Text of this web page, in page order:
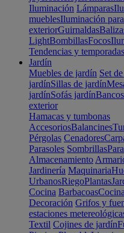
Iluminación Lámparas
mueblesIluminación
exteriorGuirnaldas
LightBombillasFocos
Tendencias y temporadas
Jardín
Muebles de jardín Set
jardínSillas de jardín
jardínSofás jardín
exterior
Hamacas y tumbonas
AccesoriosBalancines
Pérgolas Cenadores
Parasoles Sombrillas
Almacenamiento
Jardinería Maquinaria
UrbanosRiegoPlantas
Cocina Barbacoas
Decoración Grifos y
estaciones
Textil Cojines de jardín